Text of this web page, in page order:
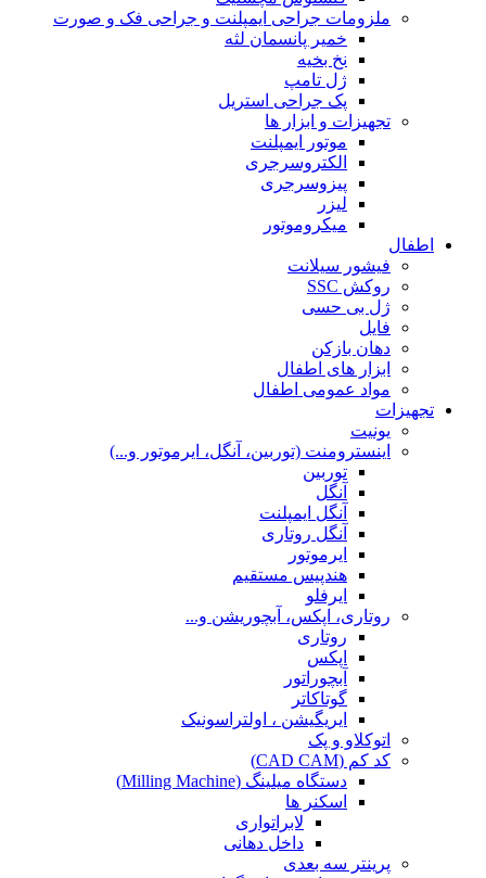
ملزومات جراحی ایمپلنت و جراحی فک و صورت
خمیر پانسمان لثه
نخ بخیه
ژل تامپ
پک جراحی استریل
تجهیزات و ابزار ها
موتور ایمپلنت
الکتروسرجری
پیزوسرجری
لیزر
میکروموتور
اطفال
فیشور سیلانت
روکش SSC
ژل بی حسی
فایل
دهان بازکن
ابزار های اطفال
مواد عمومی اطفال
تجهیزات
یونیت
اینسترومنت (توربین، آنگل، ایرموتور و...)
توربین
آنگل
آنگل ایمپلنت
آنگل روتاری
ایرموتور
هندپیس مستقیم
ایرفلو
روتاری، اپکس، آبچوریشن و...
روتاری
اپکس
آبچوراتور
گوتاکاتر
ایریگیشن ، اولتراسونیک
اتوکلاو و پک
کد کم (CAD CAM)
دستگاه میلینگ (Milling Machine)
اسکنر ها
لابراتواری
داخل دهانی
پرینتر سه بعدی